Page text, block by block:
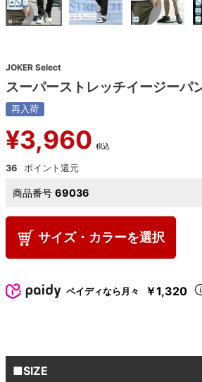
JOKER Select
スーパーストレッチイージーパ
再入荷
¥3,960 税込
36
商品番号 69036
サイズ・カラーを選択
ペイディなら月々 ￥1,320
■SIZE